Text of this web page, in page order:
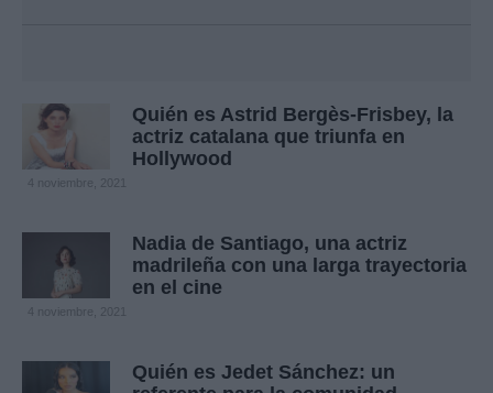
Internacional
Viajes
Salud y Bienestar
Quién es Astrid Bergès-Frisbey, la
actriz catalana que triunfa en
Hollywood
4 noviembre, 2021
Nadia de Santiago, una actriz
madrileña con una larga trayectoria
en el cine
4 noviembre, 2021
Quién es Jedet Sánchez: un